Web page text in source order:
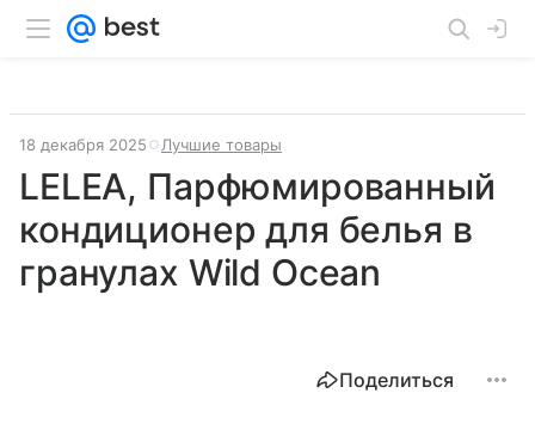
18 декабря 2025 Лучшие товары
LELEA, Парфюмированный
кондиционер для белья в
гранулах Wild Ocean
Поделиться